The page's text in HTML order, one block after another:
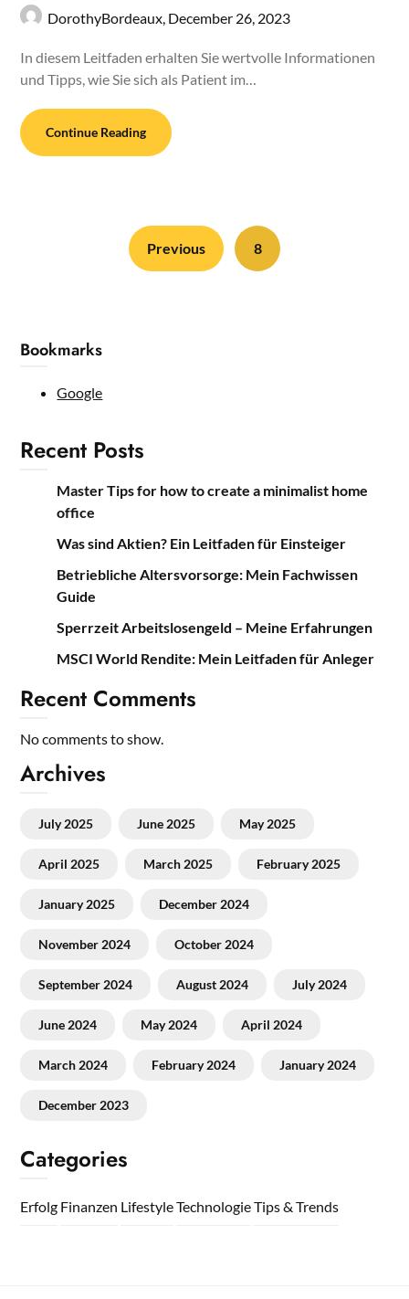
DorothyBordeaux, December 26, 2023
In diesem Leitfaden erhalten Sie wertvolle Informationen
und Tipps, wie Sie sich als Patient im…
Continue Reading
Previous 8
Bookmarks
Google
Recent Posts
Master Tips for how to create a minimalist home
office
Was sind Aktien? Ein Leitfaden für Einsteiger
Betriebliche Altersvorsorge: Mein Fachwissen
Guide
Sperrzeit Arbeitslosengeld – Meine Erfahrungen
MSCI World Rendite: Mein Leitfaden für Anleger
Recent Comments
No comments to show.
Archives
July 2025 June 2025 May 2025
April 2025 March 2025 February 2025
January 2025 December 2024
November 2024 October 2024
September 2024 August 2024 July 2024
June 2024 May 2024 April 2024
March 2024 February 2024 January 2024
December 2023
Categories
Erfolg Finanzen LifestyleTechnologieTips & Trends